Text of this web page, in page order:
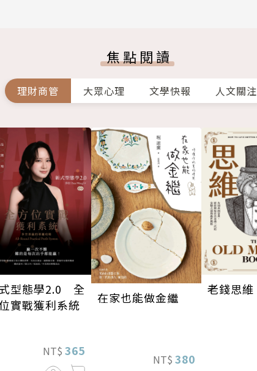
焦點閱讀
理財商管 大眾心理 文學快報 人文關注
型態學2.0 全
實戰獲利系統
NT$ 365
在家也能做金繼
NT$ 380
老錢思維